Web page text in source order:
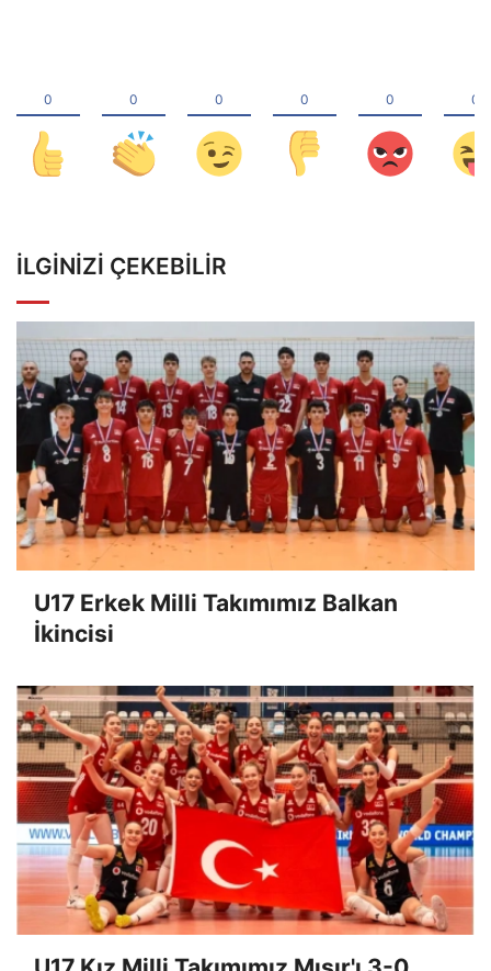
İLGINIZI ÇEKEBILIR
U17 Erkek Milli Takımımız Balkan
İkincisi